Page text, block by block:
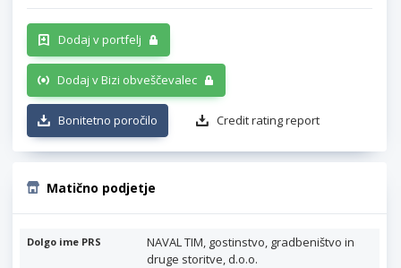
Dodaj v portfelj
Dodaj v Bizi obveščevalec
Bonitetno poročilo Credit rating report
Matično podjetje
Dolgo ime PRS
NAVAL TIM, gostinstvo, gradbeništvo in
druge storitve, d.o.o.